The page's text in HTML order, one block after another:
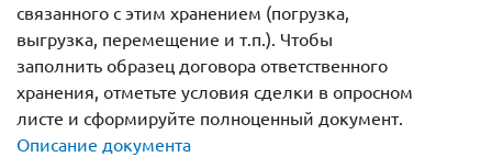
связанного с этим хранением (погрузка,
выгрузка, перемещение и т.п.). Чтобы
заполнить образец договора ответственного
хранения, отметьте условия сделки в опросном
листе и сформируйте полноценный документ.
Описание документа